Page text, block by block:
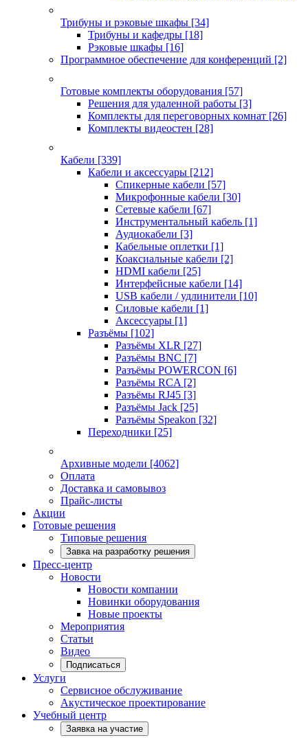
Трибуны и рэковые шкафы [34]
Трибуны и кафедры [18]
Рэковые шкафы [16]
Программное обеспечение для конференций [2]
Готовые комплекты оборудования [57]
Решения для удаленной работы [3]
Комплекты для переговорных комнат [26]
Комплекты видеостен [28]
Кабели [339]
Кабели и аксессуары [212]
Спикерные кабели [57]
Микрофонные кабели [30]
Сетевые кабели [67]
Инструментальный кабель [1]
Аудиокабели [3]
Кабельные оплетки [1]
Коаксиальные кабели [2]
HDMI кабели [25]
Интерфейсные кабели [14]
USB кабели / удлинители [10]
Силовые кабели [1]
Аксессуары [1]
Разъёмы [102]
Разъёмы XLR [27]
Разъёмы BNC [7]
Разъёмы POWERCON [6]
Разъёмы RCA [2]
Разъёмы RJ45 [3]
Разъёмы Jack [25]
Разъёмы Speakon [32]
Переходники [25]
Архивные модели [4062]
Оплата
Доставка и самовывоз
Прайс-листы
Акции
Готовые решения
Типовые решения
Завка на разработку решения
Пресс-центр
Новости
Новости компании
Новинки оборудования
Новые проекты
Мероприятия
Статьи
Видео
Подписаться
Услуги
Сервисное обслуживание
Акустическое проектирование
Учебный центр
Заявка на участие